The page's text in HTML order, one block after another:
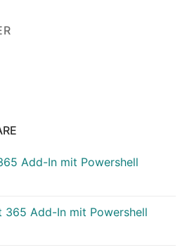
Add-In mit Powershell
365 Add-In mit Powershell